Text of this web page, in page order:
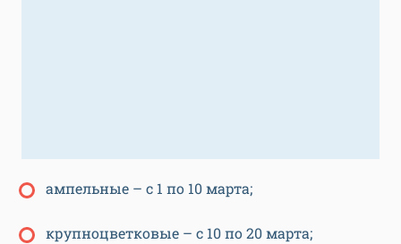
ампельные – с 1 по 10 марта;
крупноцветковые – с 10 по 20 марта;